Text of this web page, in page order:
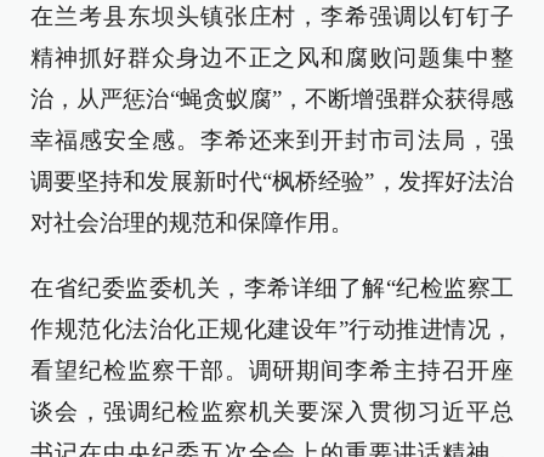
在兰考县东坝头镇张庄村，李希强调以钉钉子
精神抓好群众身边不正之风和腐败问题集中整
治，从严惩治“蝇贪蚁腐”，不断增强群众获得感
幸福感安全感。李希还来到开封市司法局，强
调要坚持和发展新时代“枫桥经验”，发挥好法治
对社会治理的规范和保障作用。
在省纪委监委机关，李希详细了解“纪检监察工
作规范化法治化正规化建设年”行动推进情况，
看望纪检监察干部。调研期间李希主持召开座
谈会，强调纪检监察机关要深入贯彻习近平总